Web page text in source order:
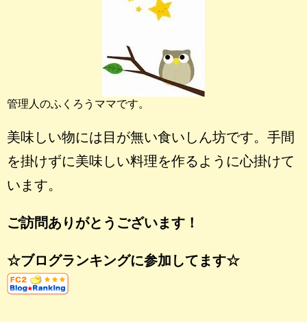
管理人のふくろうママです。
美味しい物には目が無い食いしん坊です。手間
を掛けずに美味しい料理を作るように心掛けて
います。
ご訪問ありがとうございます！
☆ブログランキングに参加してます☆